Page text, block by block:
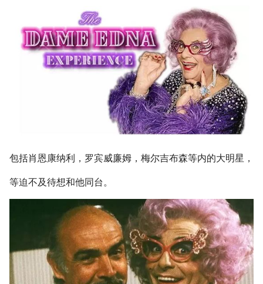
包括肖恩康纳利，罗宾威廉姆，梅尔吉布森等内的大明星，
等迫不及待想和他同台。